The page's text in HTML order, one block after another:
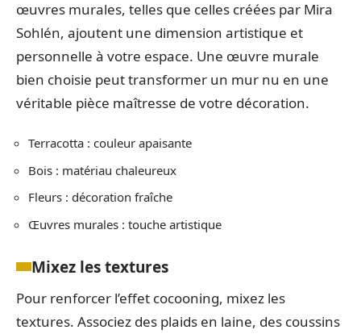
œuvres murales, telles que celles créées par Mira
Sohlén, ajoutent une dimension artistique et
personnelle à votre espace. Une œuvre murale
bien choisie peut transformer un mur nu en une
véritable pièce maîtresse de votre décoration.
Terracotta : couleur apaisante
Bois : matériau chaleureux
Fleurs : décoration fraîche
Œuvres murales : touche artistique
Mixez les textures
Pour renforcer l’effet cocooning, mixez les
textures. Associez des plaids en laine, des coussins